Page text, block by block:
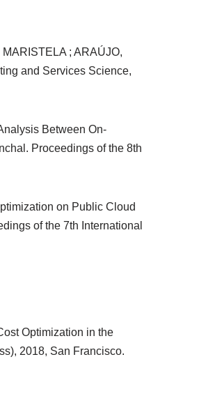
; ARAÚJO,
and Services Science,
Between On-
Proceedings of the 8th
on Public Cloud
of the 7th International
Optimization in the
2018, San Francisco.